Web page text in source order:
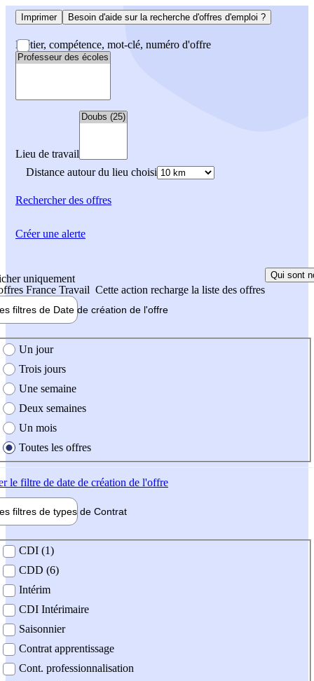
Imprimer Besoin d'aide sur la recherche d'offres d'emploi ?
Métier, compétence, mot-clé, numéro d'offre
Lieu de travail
Distance autour du lieu choisi
Rechercherdes offres
uniquement
France Travail Cette action recharge la liste des offres
Qui sont
filtres de Date de création de l'offre
création de l'offre
Un jour
Trois jours
Une semaine
Deux semaines
Un mois
Toutes les offres
le filtre de date de création de l'offre
filtres de types de Contrat
contrat
CDI (1)
CDD (6)
Intérim
CDI Intérimaire
Saisonnier
Contrat apprentissage
Cont. professionnalisation
Créer une alerte